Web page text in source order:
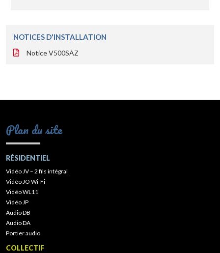
NOTICES D'INSTALLATION
Notice V500SAZ
Plan du site
RÉSIDENTIEL
Vidéo JV – 2 fils intégral
Vidéo JO Wi-Fi
Vidéo WL11
Vidéo JP
Audio DB
Audio DA
Portier audio
COLLECTIF